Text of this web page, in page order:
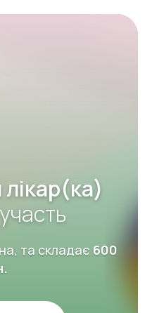
та складає 600